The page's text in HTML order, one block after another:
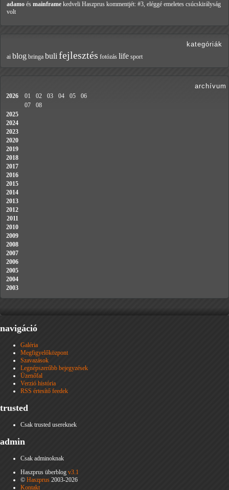
adamo és mainframe kedveli Haszprus kommentjét: #3, eléggé emeletes csúcskirályság
volt
kategóriák
ai blog bringa buli fejlesztés fotózás life sport
archívum
2026 01 02 03 04 05
06
07
08
2025
2024
2023
2020
2019
2018
2017
2016
2015
2014
2013
2012
2011
2010
2009
2008
2007
2006
2005
2004
2003
navigáció
Galéria
Megfigyelőközpont
Szavazások
Legnépszerűbb bejegyzések
Üzenőfal
Verzió história
RSS értesítő feedek
trusted
Csak trusted usereknek
admin
Csak adminoknak
Haszprus überblog v3.1
© Haszprus 2003-2026
Kontakt